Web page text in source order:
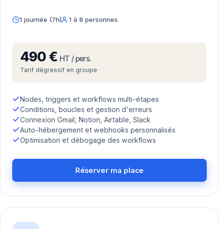
1 journée (7h) 1 à 8 personnes
490 € HT / pers.
Tarif dégressif en groupe
Nodes, triggers et workflows multi-étapes
Conditions, boucles et gestion d'erreurs
Connexion Gmail, Notion, Airtable, Slack
Auto-hébergement et webhooks personnalisés
Optimisation et débogage des workflows
Réserver ma place